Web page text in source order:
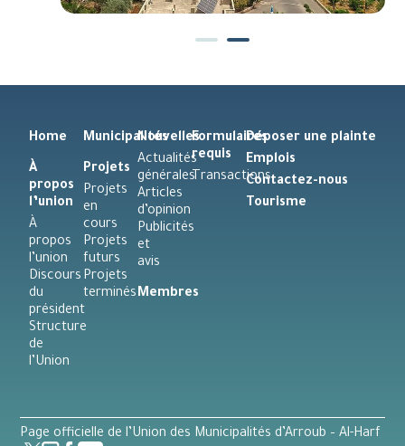
Home
À
propos
l’union
À
propos
l’union
Discours
du
président
Structure
de
l’Union
Municipalités
Projets
Projets
en
cours
Projets
futurs
Projets
terminés
Nouvelles
Actualités
générales
Articles
d’opinion
Publicités
et
avis
Membres
Formulaires
requis
Transactions
Déposer une plainte
Emplois
Contactez-nous
Tourisme
Page officielle de l’Union des Municipalités d’Arroub – Al-Harf